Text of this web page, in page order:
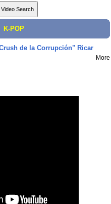
K-POP
de la Corrupción" Ricar
More